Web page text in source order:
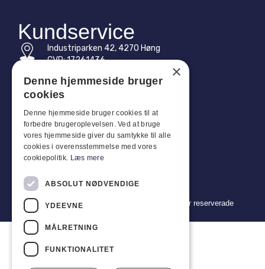
Kundservice
Industriparken 42, 4270 Høng
CVR: 17261436
Tel: +45 4396 4122
Snabblänkar
Integritetspolicy
Försäljnings- och leveransvillkor
Copyright 2024 © Viggo Bendz. Alla rättigheter reserverade
×
Denne hjemmeside bruger
cookies
Denne hjemmeside bruger cookies til at
forbedre brugeroplevelsen. Ved at bruge
vores hjemmeside giver du samtykke til alle
cookies i overensstemmelse med vores
cookiepolitik. Læs mere
ABSOLUT NØDVENDIGE
YDEEVNE
MÅLRETNING
FUNKTIONALITET